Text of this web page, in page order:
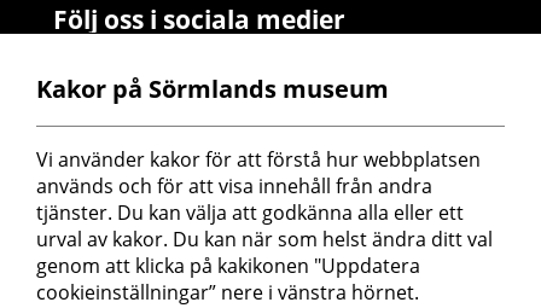
Följ oss i sociala medier
Postadress
Sörmlands museum
Box 314
611 26 Nyköping
Kakor på Sörmlands museum
Vi använder kakor för att förstå hur webbplatsen
används och för att visa innehåll från andra
tjänster. Du kan välja att godkänna alla eller ett
urval av kakor. Du kan när som helst ändra ditt val
genom att klicka på kakikonen "Uppdatera
cookieinställningar” nere i vänstra hörnet.